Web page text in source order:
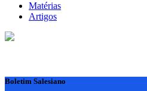
Matérias
Artigos
Boletim Salesiano